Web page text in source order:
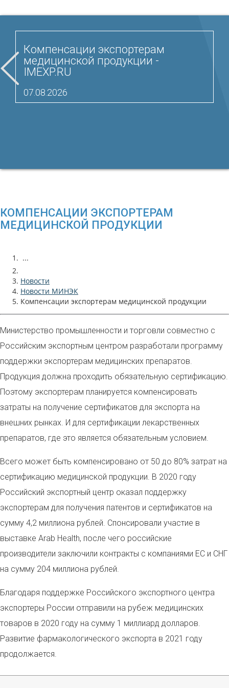
Компенсации экспортерам
медицинской продукции -
IMEXP.RU
07.08.2026
КОМПЕНСАЦИИ ЭКСПОРТЕРАМ
МЕДИЦИНСКОЙ ПРОДУКЦИИ
...
Новости
Новости МИНЭК
Компенсации экспортерам медицинской продукции
Министерство промышленности и торговли совместно с
Российским экспортным центром разработали программу
поддержки экспортерам медицинских препаратов.
Продукция должна проходить обязательную сертификацию.
Поэтому экспортерам планируется компенсировать
затраты на получение сертификатов для экспорта на
внешних рынках. И для сертификации лекарственных
препаратов, где это является обязательным условием.
Всего может быть компенсировано от 50 до 80% затрат на
сертификацию медицинской продукции. В 2020 году
Российский экспортный центр оказал поддержку
экспортерам для получения патентов и сертификатов на
сумму 4,2 миллиона рублей. Спонсировали участие в
выставке Arab Health, после чего российские
производители заключили контракты с компаниями ЕС и СНГ
на сумму 204 миллиона рублей.
Благодаря поддержке Российского экспортного центра
экспортеры России отправили на рубеж медицинских
товаров в 2020 году на сумму 1 миллиард долларов.
Развитие фармакологического экспорта в 2021 году
продолжается.